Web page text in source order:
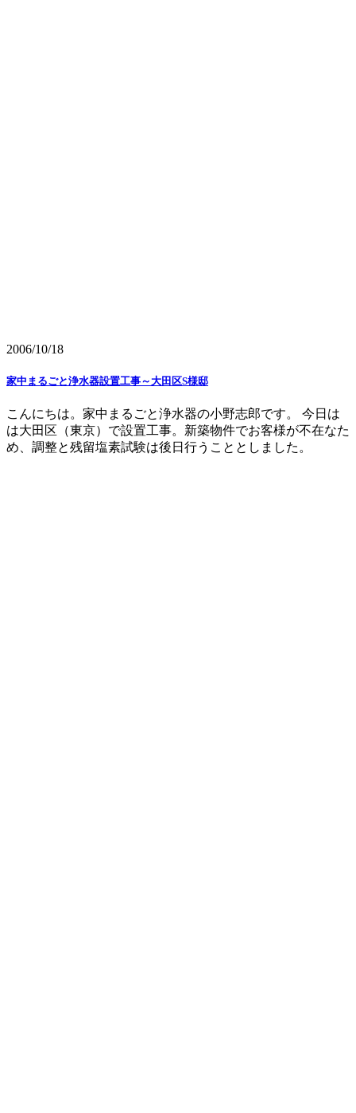
2006/10/18
家中まるごと浄水器設置工事～大田区S様邸
こんにちは。家中まるごと浄水器の小野志郎です。 今日は
は大田区（東京）で設置工事。新築物件でお客様が不在なた
め、調整と残留塩素試験は後日行うこととしました。